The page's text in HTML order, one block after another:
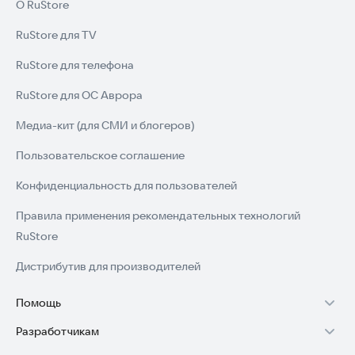
развлекательных целях.
💡 Скачайте Roblox Robux Quiz прямо сейчас и докажите, что
saidboutaj9@gmail.com
О RuStore
RuStore для TV
RuStore для телефона
RuStore для ОС Аврора
Медиа-кит (для СМИ и блогеров)
Пользовательское соглашение
Конфиденциальность для пользователей
Правила применения рекомендательных технологий
RuStore
Дистрибутив для производителей
Помощь
Установка RuStore на TV
Разработчикам